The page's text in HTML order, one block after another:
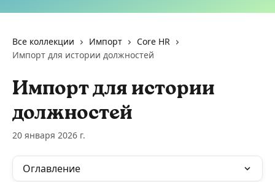
Все коллекции Импорт
Core HR
Импорт для истории должностей
Импорт для истории
должностей
20 января 2026 г.
Оглавление